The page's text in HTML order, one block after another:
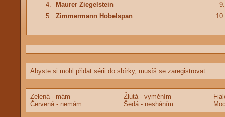
4.
Maurer Ziegelstein
9.
5.
Zimmermann Hobelspan 10.
Abyste si mohl přidat sérii do sbírky, musíš se zaregistrovat
Zelená - mám
Červená - nemám
Žlutá - vyměním
Šedá - nesháním